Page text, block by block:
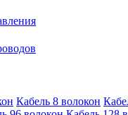
Кабель 8 волокон